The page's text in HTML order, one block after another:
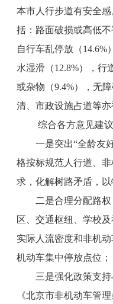
本市人行步道有安全
括：路面破损或高低
自行车乱停放（14.6%
水湿滑（12.8%），行
或杂物（9.4%），无
清、市政设施占道等亦
综合各方意见建
一是突出“全龄友
格按标规范人行道、
求，化解树路矛盾，
二是合理分配路
区、交通枢纽、学校
实际人流密度和非机
机动车集中停放点位；
三是强化政策支
《北京市非机动车管